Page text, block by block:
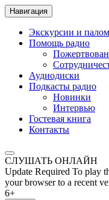
Навигация
Экскурсии и
Помощь радио
Аудиодиски
Подкасты радио
Новинки
Интервью
Гостевая книга
Контакты
СЛУШАТЬ ОНЛАЙН
Update Required To play
your browser to a recent
6+